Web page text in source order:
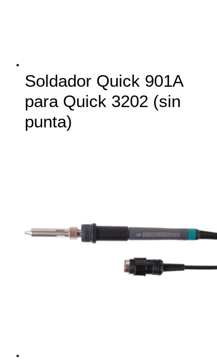
Soldador Quick 901A
para Quick 3202 (sin
punta)